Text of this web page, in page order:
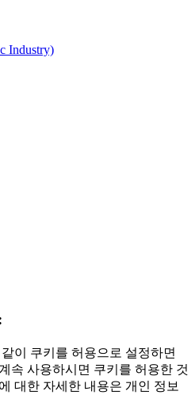
Industry)
이 쿠키를 허용으로 설정하면
속 사용하시면 쿠키를 허용한 것
대한 자세한 내용은 개인 정보